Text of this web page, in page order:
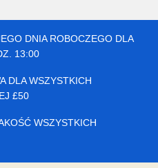
DNIA ROBOCZEGO DLA
13:00
DLA WSZYSTKICH
£50
WSZYSTKICH